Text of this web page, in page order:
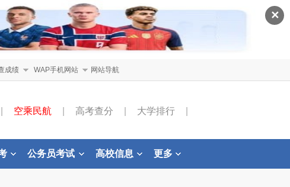
✕
成绩 WAP手机网站 网站导航
空乘民航 高考查分 大学排行
公务员考试 高校信息 更多